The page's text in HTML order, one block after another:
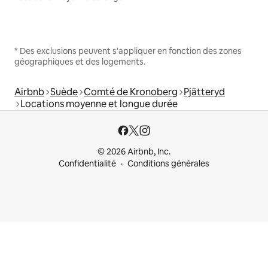
* Des exclusions peuvent s'appliquer en fonction des zones
géographiques et des logements.
Airbnb Suède Comté de Kronoberg Pjätteryd
Locations moyenne et longue durée
© 2026 Airbnb, Inc.
Confidentialité
Conditions générales